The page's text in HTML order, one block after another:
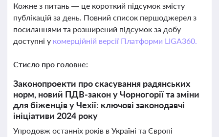
Кожне з питань — це короткий підсумок змісту
публікацій за день. Повний список першоджерел з
посиланнями та розширений підсумок за добу
доступні у комерційній версії Платформи LIGA360.
Стисло про головне:
Законопроекти про скасування радянських
норм, новий ПДВ-закон у Чорногорії та зміни
для біженців у Чехії: ключові законодавчі
ініціативи 2024 року
Упродовж останніх років в Україні та Європі